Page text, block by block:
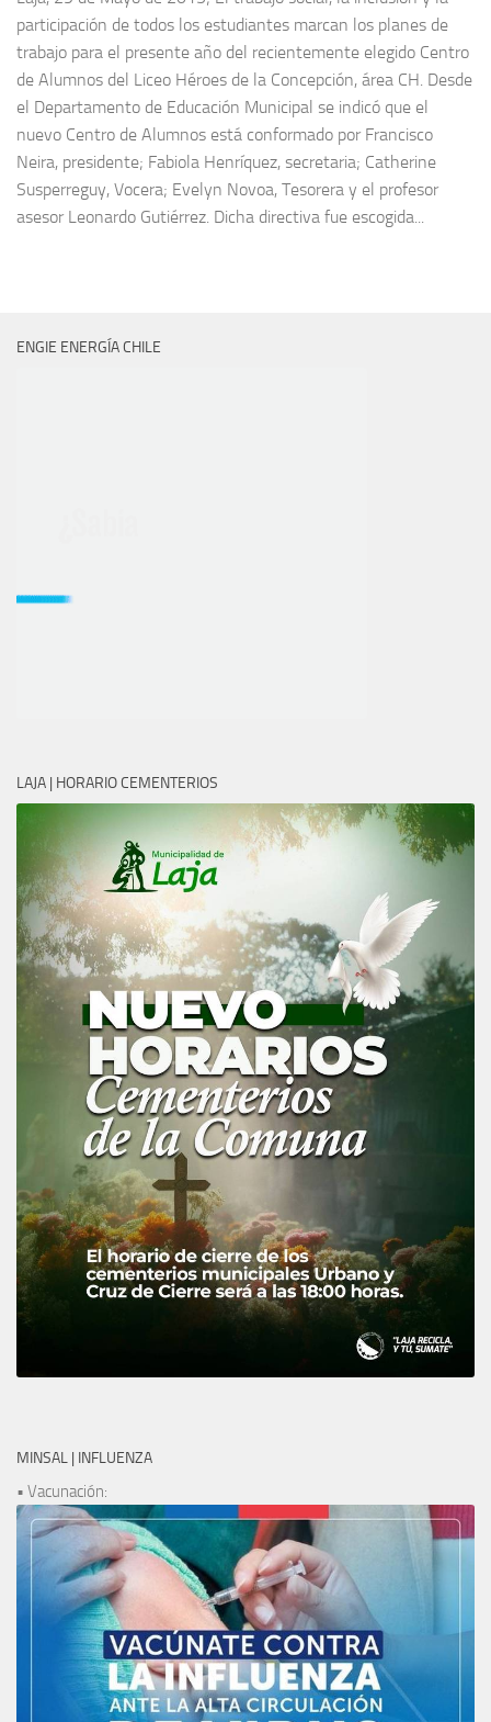
participación de todos los estudiantes marcan los planes de
trabajo para el presente año del recientemente elegido Centro
de Alumnos del Liceo Héroes de la Concepción, área CH. Desde
el Departamento de Educación Municipal se indicó que el
nuevo Centro de Alumnos está conformado por Francisco
Neira, presidente; Fabiola Henríquez, secretaria; Catherine
Susperreguy, Vocera; Evelyn Novoa, Tesorera y el profesor
asesor Leonardo Gutiérrez. Dicha directiva fue escogida...
ENGIE ENERGÍA CHILE
LAJA | HORARIO CEMENTERIOS
MINSAL | INFLUENZA
• Vacunación: